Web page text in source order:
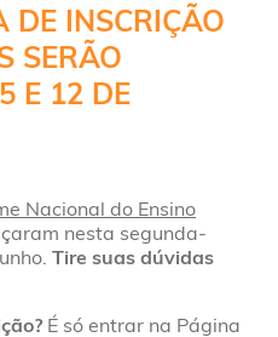
DE INSCRIÇÃO
SERÃO
E 12 DE
Nacional do Ensino
nesta segunda-
Tire suas dúvidas
É só entrar na Página